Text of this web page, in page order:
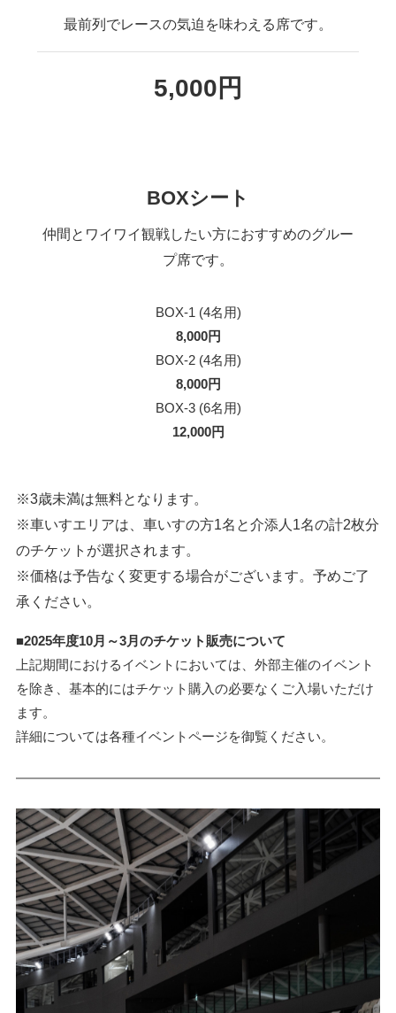
最前列でレースの気迫を味わえる席です。
5,000円
BOXシート
仲間とワイワイ観戦したい方におすすめのグルー
プ席です。
BOX-1 (4名用)
8,000円
BOX-2 (4名用)
8,000円
BOX-3 (6名用)
12,000円
※3歳未満は無料となります。
※車いすエリアは、車いすの方1名と介添人1名の計2枚分
のチケットが選択されます。
※価格は予告なく変更する場合がございます。予めご了
承ください。
■2025年度10月～3月のチケット販売について
上記期間におけるイベントにおいては、外部主催のイベント
を除き、基本的にはチケット購入の必要なくご入場いただけ
ます。
詳細については各種イベントページを御覧ください。